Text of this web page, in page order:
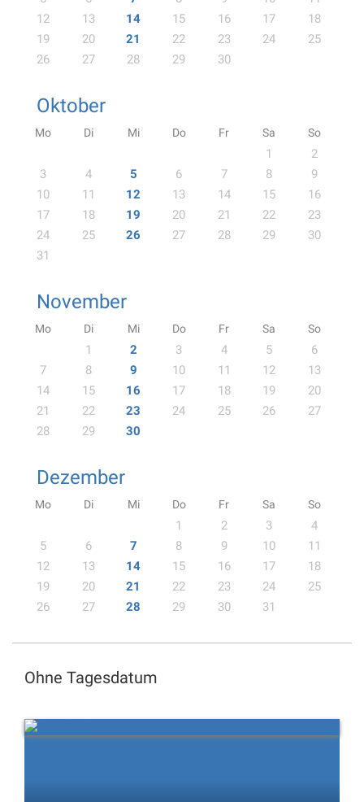
12
13 14 15 16 17
18
19
20 21 22 23 24
25
26
27 28 29 30
Oktober
Mo Di Mi Do Fr Sa So
1
2
3
4 5 6 7 8
9
10
11 12 13 14 15
16
17
18 19 20 21 22
23
24
25 26 27 28 29
30
31
November
Mo Di Mi Do Fr Sa So
1 2 3 4 5
6
7
8 9 10 11 12
13
14
15 16 17 18 19
20
21
22 23 24 25 26
27
28
29 30
Dezember
Mo Di Mi Do Fr Sa So
1 2 3
4
5
6 7 8 9 10
11
12
13 14 15 16 17
18
19
20 21 22 23 24
25
26
27 28 29 30 31
Ohne Tagesdatum